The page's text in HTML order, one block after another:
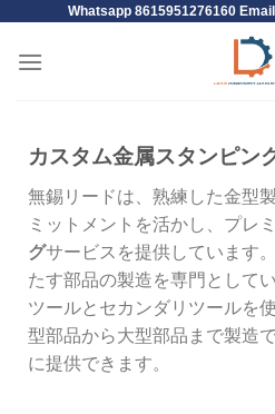
Whatsapp 8615951276160 Email
カスタム金属スタンピン
無錫リードは、熟練した金型
ミットメントを活かし、プレ
グサービスを提供しています
たす部品の製造を専門として
ツールとセカンダリツールを
型部品から大型部品まで製造
に提供できます。